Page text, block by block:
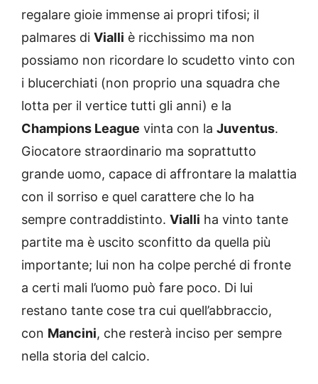
regalare gioie immense ai propri tifosi; il
palmares di Vialli è ricchissimo ma non
possiamo non ricordare lo scudetto vinto con
i blucerchiati (non proprio una squadra che
lotta per il vertice tutti gli anni) e la
Champions League vinta con la Juventus.
Giocatore straordinario ma soprattutto
grande uomo, capace di affrontare la malattia
con il sorriso e quel carattere che lo ha
sempre contraddistinto. Vialli ha vinto tante
partite ma è uscito sconfitto da quella più
importante; lui non ha colpe perché di fronte
a certi mali l’uomo può fare poco. Di lui
restano tante cose tra cui quell’abbraccio,
con Mancini, che resterà inciso per sempre
nella storia del calcio.